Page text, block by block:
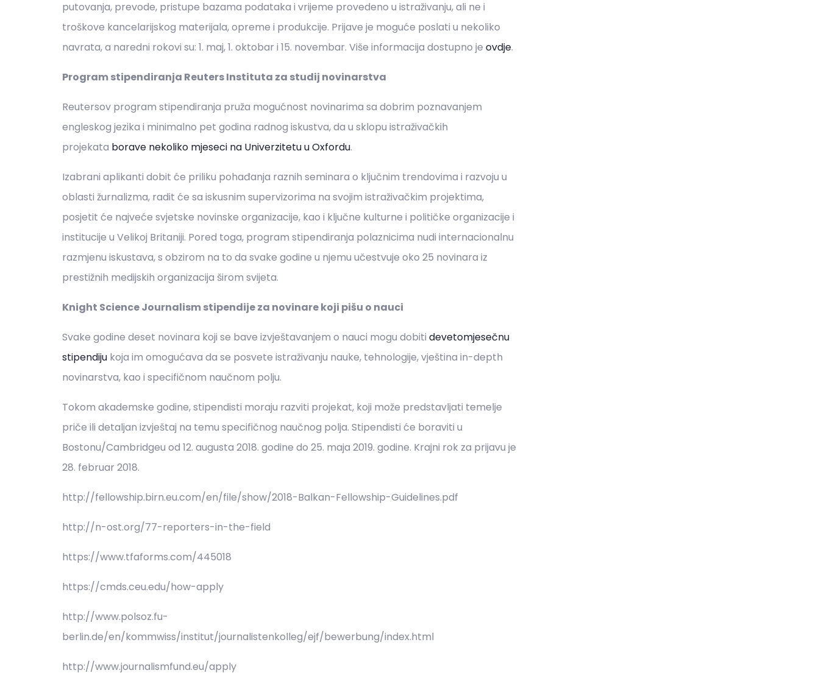
putovanja, prevode, pristupe bazama podataka i vrijeme provedeno u istraživanju, ali ne i
troškove kancelarijskog materijala, opreme i produkcije. Prijave je moguće poslati u nekoliko
navrata, a naredni rokovi su: 1. maj, 1. oktobar i 15. novembar. Više informacija dostupno je ovdje.
Program stipendiranja Reuters Instituta za studij novinarstva
Reutersov program stipendiranja pruža mogućnost novinarima sa dobrim poznavanjem
engleskog jezika i minimalno pet godina radnog iskustva, da u sklopu istraživačkih
projekata borave nekoliko mjeseci na Univerzitetu u Oxfordu.
Izabrani aplikanti dobit će priliku pohađanja raznih seminara o ključnim trendovima i razvoju u
oblasti žurnalizma, radit će sa iskusnim supervizorima na svojim istraživačkim projektima,
posjetit će najveće svjetske novinske organizacije, kao i ključne kulturne i političke organizacije i
institucije u Velikoj Britaniji. Pored toga, program stipendiranja polaznicima nudi internacionalnu
razmjenu iskustava, s obzirom na to da svake godine u njemu učestvuje oko 25 novinara iz
prestižnih medijskih organizacija širom svijeta.
Knight Science Journalism stipendije za novinare koji pišu o nauci
Svake godine deset novinara koji se bave izvještavanjem o nauci mogu dobiti devetomjesečnu
stipendiju koja im omogućava da se posvete istraživanju nauke, tehnologije, vještina in-depth
novinarstva, kao i specifičnom naučnom polju.
Tokom akademske godine, stipendisti moraju razviti projekat, koji može predstavljati temelje
priče ili detaljan izvještaj na temu specifičnog naučnog polja. Stipendisti će boraviti u
Bostonu/Cambridgeu od 12. augusta 2018. godine do 25. maja 2019. godine. Krajni rok za prijavu je
28. februar 2018.
http://fellowship.birn.eu.com/en/file/show/2018-Balkan-Fellowship-Guidelines.pdf
http://n-ost.org/77-reporters-in-the-field
https://www.tfaforms.com/445018
https://cmds.ceu.edu/how-apply
http://www.polsoz.fu-
berlin.de/en/kommwiss/institut/journalistenkolleg/ejf/bewerbung/index.html
http://www.journalismfund.eu/apply